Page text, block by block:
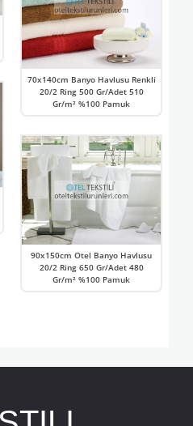
70x140cm Banyo Havlusu Renkli
20/2 Ring 500 Gr/Adet 510
Gr/m² %100 Pamuk
90x150cm Otel Banyo Havlusu
20/2 Ring 650 Gr/Adet 480
Gr/m² %100 Pamuk